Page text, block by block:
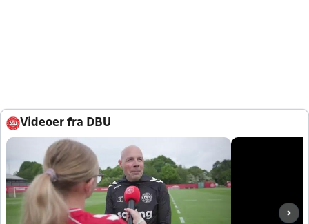
Videoer fra DBU